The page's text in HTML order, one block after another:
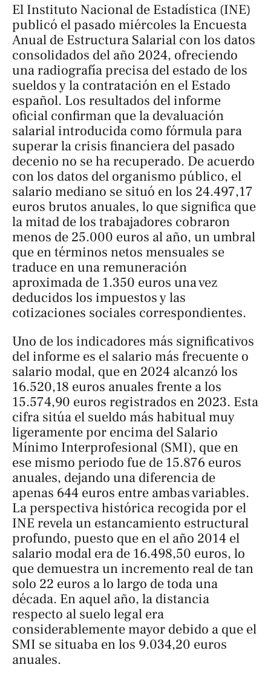
El Instituto Nacional de Estadística (INE)
publicó el pasado miércoles la Encuesta
Anual de Estructura Salarial con los datos
consolidados del año 2024, ofreciendo
una radiografía precisa del estado de los
sueldos y la contratación en el Estado
español. Los resultados del informe
oficial confirman que la devaluación
salarial introducida como fórmula para
superar la crisis financiera del pasado
decenio no se ha recuperado. De acuerdo
con los datos del organismo público, el
salario mediano se situó en los 24.497,17
euros brutos anuales, lo que significa que
la mitad de los trabajadores cobraron
menos de 25.000 euros al año, un umbral
que en términos netos mensuales se
traduce en una remuneración
aproximada de 1.350 euros una vez
deducidos los impuestos y las
cotizaciones sociales correspondientes.
Uno de los indicadores más significativos
del informe es el salario más frecuente o
salario modal, que en 2024 alcanzó los
16.520,18 euros anuales frente a los
15.574,90 euros registrados en 2023. Esta
cifra sitúa el sueldo más habitual muy
ligeramente por encima del Salario
Mínimo Interprofesional (SMI), que en
ese mismo periodo fue de 15.876 euros
anuales, dejando una diferencia de
apenas 644 euros entre ambas variables.
La perspectiva histórica recogida por el
INE revela un estancamiento estructural
profundo, puesto que en el año 2014 el
salario modal era de 16.498,50 euros, lo
que demuestra un incremento real de tan
solo 22 euros a lo largo de toda una
década. En aquel año, la distancia
respecto al suelo legal era
considerablemente mayor debido a que el
SMI se situaba en los 9.034,20 euros
anuales.